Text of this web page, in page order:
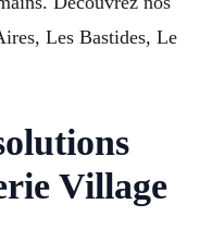
Les Bastides, Le
Village